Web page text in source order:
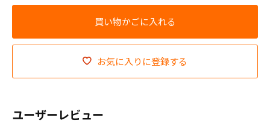
お気に入りに登録する
ユーザーレビュー